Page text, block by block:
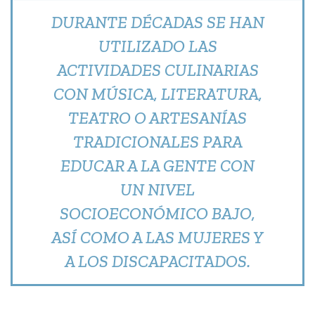
DURANTE DÉCADAS SE HAN
UTILIZADO LAS
ACTIVIDADES CULINARIAS
CON MÚSICA, LITERATURA,
TEATRO O ARTESANÍAS
TRADICIONALES PARA
EDUCAR A LA GENTE CON
UN NIVEL
SOCIOECONÓMICO BAJO,
ASÍ COMO A LAS MUJERES Y
A LOS DISCAPACITADOS.